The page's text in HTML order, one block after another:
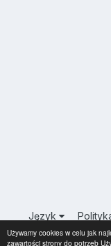
Używamy cookies w celu jak
zawartości strony do potrzeb
Język